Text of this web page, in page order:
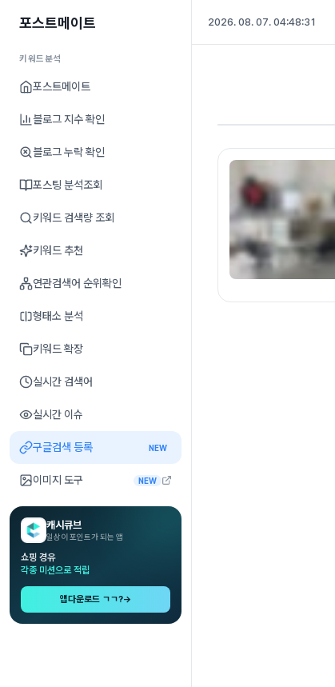
포스트메이트
키워드분석
포스트메이트
블로그 지수 확인
블로그 누락 확인
포스팅 분석조회
키워드 검색량 조회
키워드 추천
연관검색어 순위확인
형태소 분석
키워드 확장
실시간 검색어
실시간 이슈
구글검색 등록 NEW
이미지 도구 NEW
캐시큐브
일상이 포인트가 되는 앱
쇼핑 경유
각종 미션으로 적립
앱다운로드 ㄱㄱ?→
2026. 08. 07. 04:48:32